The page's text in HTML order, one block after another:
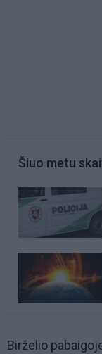
Šiuo metu
Birželio